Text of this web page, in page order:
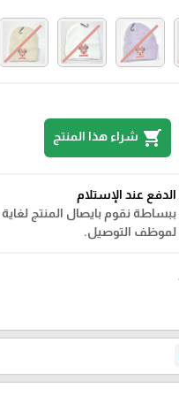
shopping_cart شراء هذا المنتج
الدفع عند الإستلام
ببساطة نقوم بايصال المنتج
لموظف التوصيل.